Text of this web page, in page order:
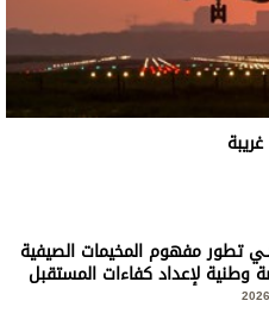
تطور مفهوم المخيمات الصيفية
وطنية لإعداد كفاءات المستقبل